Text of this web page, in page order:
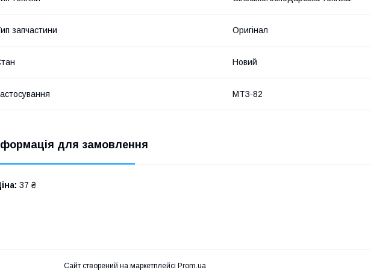
запчастини Оригінал
Новий
МТЗ-82
для замовлення
37 ₴
Сайт створений на маркетплейсі Prom.ua